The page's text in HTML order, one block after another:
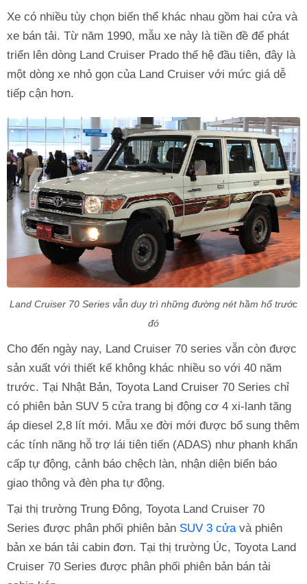
Xe có nhiều tùy chọn biến thể khác nhau gồm hai cửa và
xe bán tải. Từ năm 1990, mẫu xe này là tiền đề để phát
triển lên dòng Land Cruiser Prado thế hệ đầu tiên, đây là
một dòng xe nhỏ gọn của Land Cruiser với mức giá dễ
tiếp cận hơn.
Land Cruiser 70 Series vẫn duy trì những đường nét hầm hố trước
đó
Cho đến ngày nay, Land Cruiser 70 series vẫn còn được
sản xuất với thiết kế không khác nhiều so với 40 năm
trước. Tại Nhật Bản, Toyota Land Cruiser 70 Series chỉ
có phiên bản SUV 5 cửa trang bị động cơ 4 xi-lanh tăng
áp diesel 2,8 lít mới. Mẫu xe đời mới được bổ sung thêm
các tính năng hỗ trợ lái tiên tiến (ADAS) như phanh khẩn
cấp tự động, cảnh báo chệch làn, nhận diện biển báo
giao thông và đèn pha tự động.
Tại thị trường Trung Đông, Toyota Land Cruiser 70
Series được phân phối phiên bản SUV 3 cửavà phiên
bản xe bán tải cabin đơn. Tại thị trường Úc, Toyota Land
Cruiser 70 Series được phân phối phiên bản bán tải